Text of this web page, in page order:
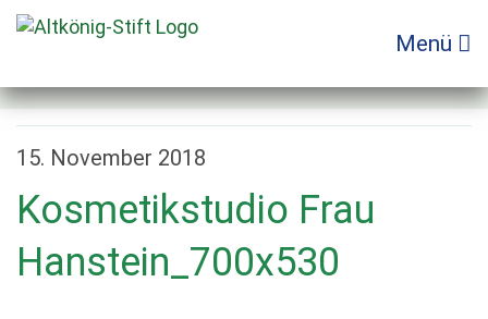
Zum
Inhalt
Menü
15. November 2018
Kosmetikstudio Frau
Hanstein_700x530